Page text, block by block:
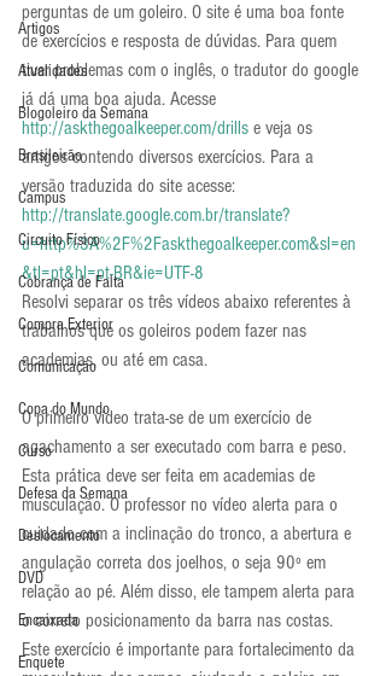
Artigos
Atualidades
Blogoleiro da Semana
Brasileirão
Campus
Circuito Físico
Cobrança de Falta
Compra Exterior
Comunicação
Copa do Mundo
Curso
Defesa da Semana
Deslocamento
DVD
Encaixada
Enquete
perguntas de um goleiro. O site é uma boa fonte
de exercícios e resposta de dúvidas. Para quem
tiver problemas com o inglês, o tradutor do google
já dá uma boa ajuda. Acesse
http://askthegoalkeeper.com/drills e veja os
artigos contendo diversos exercícios. Para a
versão traduzida do site acesse:
http://translate.google.com.br/translate?
u=http%3A%2F%2Faskthegoalkeeper.com&sl=en
&tl=pt&hl=pt-BR&ie=UTF-8
Resolvi separar os três vídeos abaixo referentes à
trabalhos que os goleiros podem fazer nas
academias, ou até em casa.
O primeiro vídeo trata-se de um exercício de
agachamento a ser executado com barra e peso.
Esta prática deve ser feita em academias de
musculação. O professor no vídeo alerta para o
cuidado com a inclinação do tronco, a abertura e
angulação correta dos joelhos, o seja 90º em
relação ao pé. Além disso, ele tampem alerta para
o correto posicionamento da barra nas costas.
Este exercício é importante para fortalecimento da